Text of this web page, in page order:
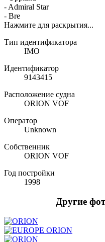
- Admiral Star
- Bre
Нажмите для раскрытия...
Тип идентификатора
IMO
Идентификатор
9143415
Расположение судна
ORION VOF
Оператор
Unknown
Собственник
ORION VOF
Год постройки
1998
Другие